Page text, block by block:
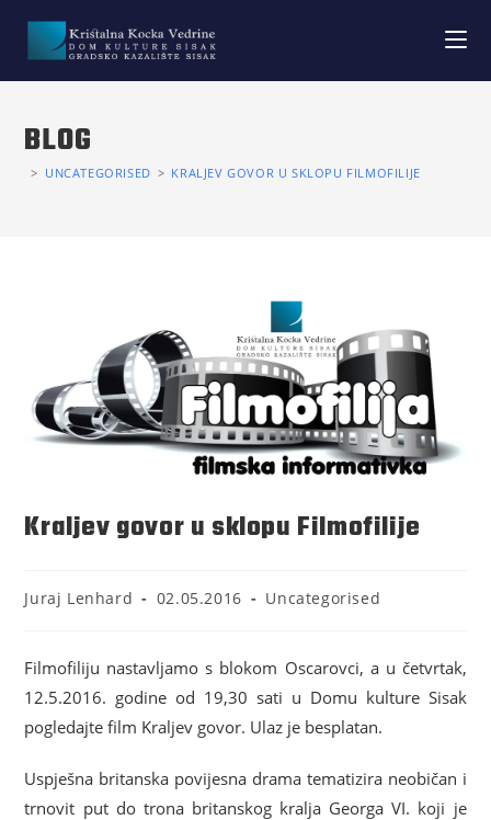
BLOG
> UNCATEGORISED > KRALJEV GOVOR U SKLOPU FILMOFILIJE
Kraljev govor u sklopu Filmofilije
Juraj Lenhard 02.05.2016 Uncategorised
Filmofiliju nastavljamo s blokom Oscarovci, a u četvrtak,
12.5.2016. godine od 19,30 sati u Domu kulture Sisak
pogledajte film Kraljev govor. Ulaz je besplatan.
Uspješna britanska povijesna drama tematizira neobičan i
trnovit put do trona britanskog kralja Georga VI. koji je